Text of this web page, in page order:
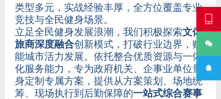
类型多元，实战经验丰厚，全方位覆盖专业
竞技与全民健身场景。
立足全民健身发展浪潮，我们积极探索文体
旅商深度融合创新模式，打破行业边界，赋
能城市活力发展。依托整合优质资源与一体
化服务能力，专为政府机关、企事业单位量
身定制专属方案，提供从方案策划、场地统
筹、现场执行到后勤保障的一站式综合赛事


